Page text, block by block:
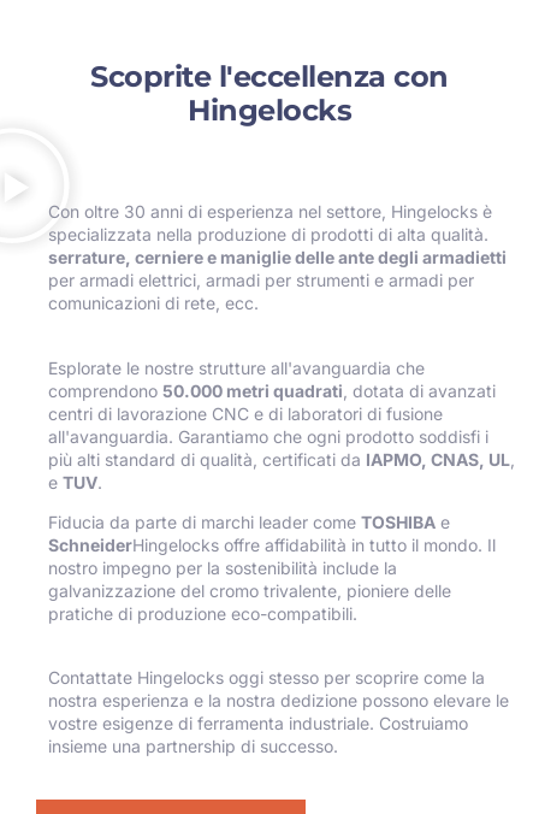
Scoprite l'eccellenza con
Hingelocks
Con oltre 30 anni di esperienza nel settore, Hingelocks è
specializzata nella produzione di prodotti di alta qualità.
serrature, cerniere e maniglie delle ante degli armadietti
per armadi elettrici, armadi per strumenti e armadi per
comunicazioni di rete, ecc.
Esplorate le nostre strutture all'avanguardia che
comprendono 50.000 metri quadrati , dotata di avanzati
centri di lavorazione CNC e di laboratori di fusione
all'avanguardia. Garantiamo che ogni prodotto soddisfi i
più alti standard di qualità, certificati da IAPMO, CNAS, UL
e TUV.
Fiducia da parte di marchi leader come TOSHIBA e
SchneiderHingelocks offre affidabilità in tutto il mondo. Il
nostro impegno per la sostenibilità include la
galvanizzazione del cromo trivalente, pioniere delle
pratiche di produzione eco-compatibili.
Contattate Hingelocks oggi stesso per scoprire come la
nostra esperienza e la nostra dedizione possono elevare le
vostre esigenze di ferramenta industriale. Costruiamo
insieme una partnership di successo.